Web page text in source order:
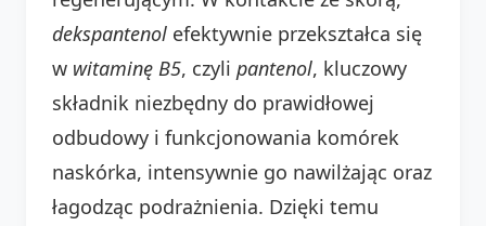
dekspantenol efektywnie przekształca się
w witaminę B5, czyli pantenol, kluczowy
składnik niezbędny do prawidłowej
odbudowy i funkcjonowania komórek
naskórka, intensywnie go nawilżając oraz
łagodząc podrażnienia. Dzięki temu